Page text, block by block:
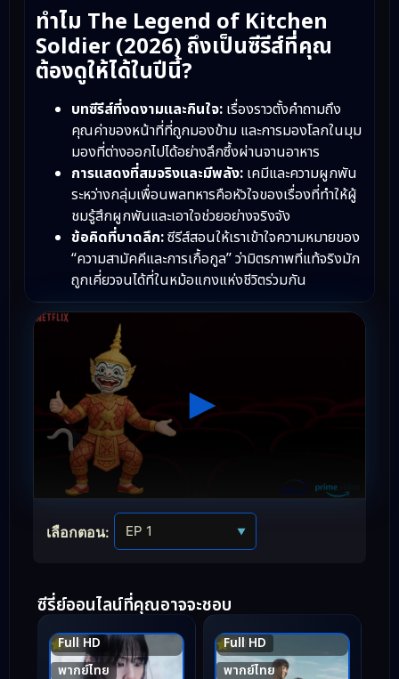
ทำไม The Legend of Kitchen
Soldier (2026) ถึงเป็นซีรีส์ที่คุณ
ต้องดูให้ได้ในปีนี้?
บทซีรีส์ที่งดงามและกินใจ: เรื่องราวตั้งคำถามถึง
คุณค่าของหน้าที่ที่ถูกมองข้าม และการมองโลกในมุม
มองที่ต่างออกไปได้อย่างลึกซึ้งผ่านจานอาหาร
การแสดงที่สมจริงและมีพลัง: เคมีและความผูกพัน
ระหว่างกลุ่มเพื่อนพลทหารคือหัวใจของเรื่องที่ทำให้ผู้
ชมรู้สึกผูกพันและเอาใจช่วยอย่างจริงจัง
ข้อคิดที่บาดลึก:ซีรีส์สอนให้เราเข้าใจความหมายของ
“ความสามัคคีและการเกื้อกูล” ว่ามิตรภาพที่แท้จริงมัก
ถูกเคี่ยวจนได้ที่ในหม้อแกงแห่งชีวิตร่วมกัน
เลือกตอน: ▼
ซีรี่ย์ออนไลน์ที่คุณอาจจะชอบ
Full HD
พากย์ไทย
5.4
Full HD
พากย์ไทย
9.0